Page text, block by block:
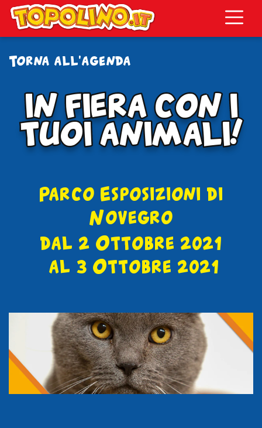
Topolino.it
in edicola
mondo fumetto
Torna all'agenda
IN FIERA CON I
TUOI ANIMALI!
IN FIERA CON I
TUOI ANIMALI!
Parco Esposizioni di
Novegro
dal 2 Ottobre 2021
al 3 Ottobre 2021